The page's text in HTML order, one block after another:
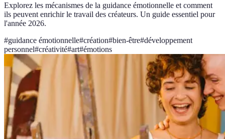
Explorez les mécanismes de la guidance émotionnelle et comment
ils peuvent enrichir le travail des créateurs. Un guide essentiel pour
l'année 2026.
#guidance émotionnelle#création#bien-être#développement
personnel#créativité#art#émotions